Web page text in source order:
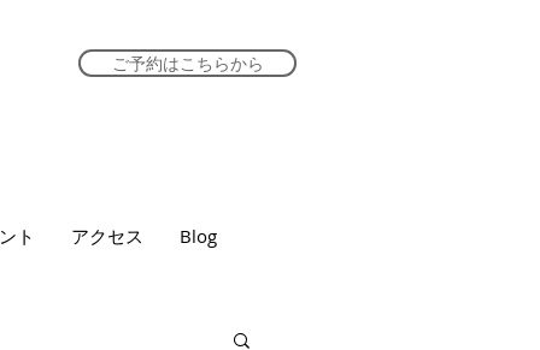
ご予約はこちらから
ト アクセス Blog